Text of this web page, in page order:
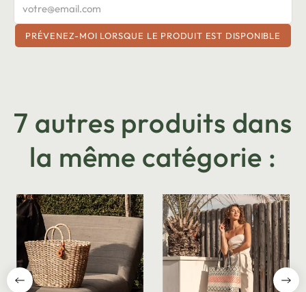
PRÉVENEZ-MOI LORSQUE LE PRODUIT EST DISPONIBLE
7 autres produits dans
la même catégorie :